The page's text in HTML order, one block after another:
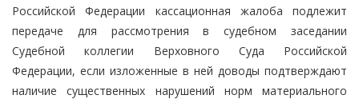
Российской Федерации кассационная жалоба подлежит
передаче для рассмотрения в судебном заседании
Судебной коллегии Верховного Суда Российской
Федерации, если изложенные в ней доводы подтверждают
наличие существенных нарушений норм материального